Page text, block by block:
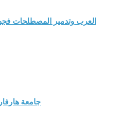
العرب وتدمير المصطلحات
جامعة